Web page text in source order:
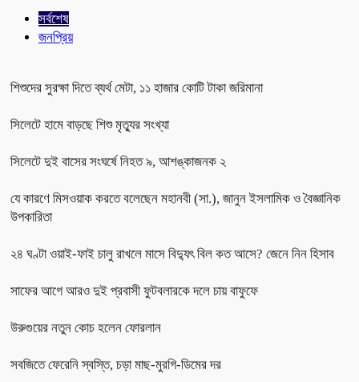
সর্বশেষ
জনপ্রিয়
শিশুদের সুরক্ষা দিতে ব্যর্থ মেটা, ১১ হাজার কোটি টাকা জরিমানা
সিলেটে হামে বাড়ছে শিশু মৃত্যুর সংখ্যা
সিলেটে দুই বাসের সংঘর্ষে নিহত ৯, আশঙ্কাজনক ২
যে কারণে মিসওয়াক করতে বলেছেন মহানবী (সা.), জানুন ইসলামিক ও বৈজ্ঞানিক
উপকারিতা
২৪ ঘণ্টা ওয়াই-ফাই চালু রাখলে মাসে বিদ্যুৎ বিল কত আসে? জেনে নিন হিসাব
সাফের আগে আরও দুই প্রবাসী ফুটবলারকে দলে চায় বাফুফে
উরুগুয়ের নতুন কোচ হলেন ফোরলান
সবজিতে ফেরেনি স্বস্তি, চড়া মাছ-মুরগি-ডিমের দর